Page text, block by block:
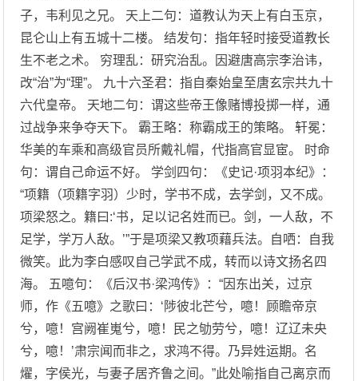
子，韦利见之兄。 天上二句：道教认为天上有白玉京，
昆仑山上有五城十二楼。 结发句：指年轻时接受道教长
生不老之术。 穷理乱：研究治乱。因避唐高宗李治讳，
改“治”为“理”。 九十六圣君：指自秦始皇至唐玄宗共九十
六代皇帝。 天地二句：谓这些帝王像赌博投掷一样，通
过战争来争夺天下。 霸王略：称霸成王的策略。 轩冕：
华美的车乘和高级官员所戴礼帽，代指高官显宦。 时命
句：谓自己命运不好。 学剑四句：《史记·项羽本纪》：
“项籍（项籍字羽）少时，学书不成，去学剑，又不成。
项梁怒之。籍曰:‘书，足以记名姓而已。剑，一人敌，不
足学，学万人敌。’”于是项梁又教项藉兵法。自哂：自我
微笑。此为李白感叹自己学武不成，转而以诗文扬名四
海。 五噫句：《后汉书·梁鸿传》：“因东出关，过京
师，作《五噫》之歌曰：‘陟彼北芒兮，噫！顾瞻帝京
兮，噫！宫阙崔嵬兮，噫！民之劬劳兮，噫！辽辽未央
兮，噫！’肃宗闻而非之，求鸿不得。乃异姓运期。名
燿，字侯光，与妻子居齐鲁之间。”此处喻指自己离京而